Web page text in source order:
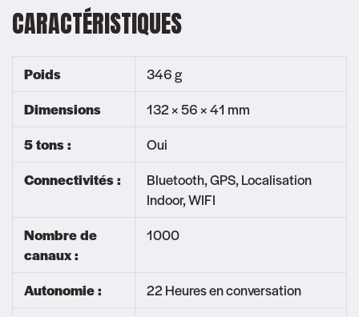
Premium
CARACTÉRISTIQUES
Poids
346 g
Dimensions
132 × 56 × 41 mm
5 tons :
Oui
Connectivités :
Bluetooth, GPS, Localisation
Indoor, WIFI
Nombre de
canaux :
1000
Autonomie :
22 Heures en conversation